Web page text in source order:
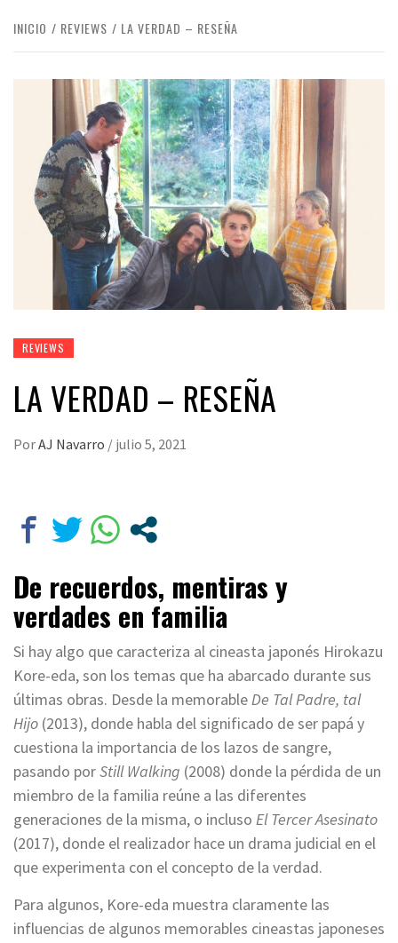
INICIO REVIEWS LA VERDAD – RESEÑA
REVIEWS
LA VERDAD – RESEÑA
PorAJ Navarro / julio 5, 2021
De recuerdos, mentiras y
verdades en familia
Si hay algo que caracteriza al cineasta japonés Hirokazu
Kore-eda, son los temas que ha abarcado durante sus
últimas obras. Desde la memorableDe Tal Padre, tal
Hijo (2013), donde habla del significado de ser papá y
cuestiona la importancia de los lazos de sangre,
pasando porStill Walking (2008) donde la pérdida de un
miembro de la familia reúne a las diferentes
generaciones de la misma, o incluso El Tercer Asesinato
(2017), donde el realizador hace un drama judicial en el
que experimenta con el concepto de la verdad.
Para algunos, Kore-eda muestra claramente las
influencias de algunos memorables cineastas japoneses